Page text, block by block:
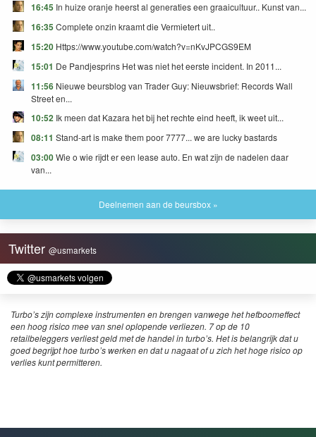
16:45 In huize oranje heerst al generaties een graaicultuur.. Kunst van...
16:35 Complete onzin kraamt die Vermietert uit..
15:20 Https://www.youtube.com/watch?v=nKvJPCGS9EM
15:01 De Pandjesprins Het was niet het eerste incident. In 2011...
11:56 Nieuwe beursblog van Trader Guy: Nieuwsbrief: Records Wall
Street en...
10:52 Ik meen dat Kazara het bij het rechte eind heeft, ik weet uit...
08:11 Stand-art is make them poor 7777... we are lucky bastards
03:00Wie o wie rijdt er een lease auto. En wat zijn de nadelen daar
van...
Deelnemen aan de beursbox »
Twitter @usmarkets
Turbo’s zijn complexe instrumenten en brengen vanwege het hefboomeffect
een hoog risico mee van snel oplopende verliezen. 7 op de 10
retailbeleggers verliest geld met de handel in turbo’s. Het is belangrijk dat u
goed begrijpt hoe turbo’s werken en dat u nagaat of u zich het hoge risico op
verlies kunt permitteren.